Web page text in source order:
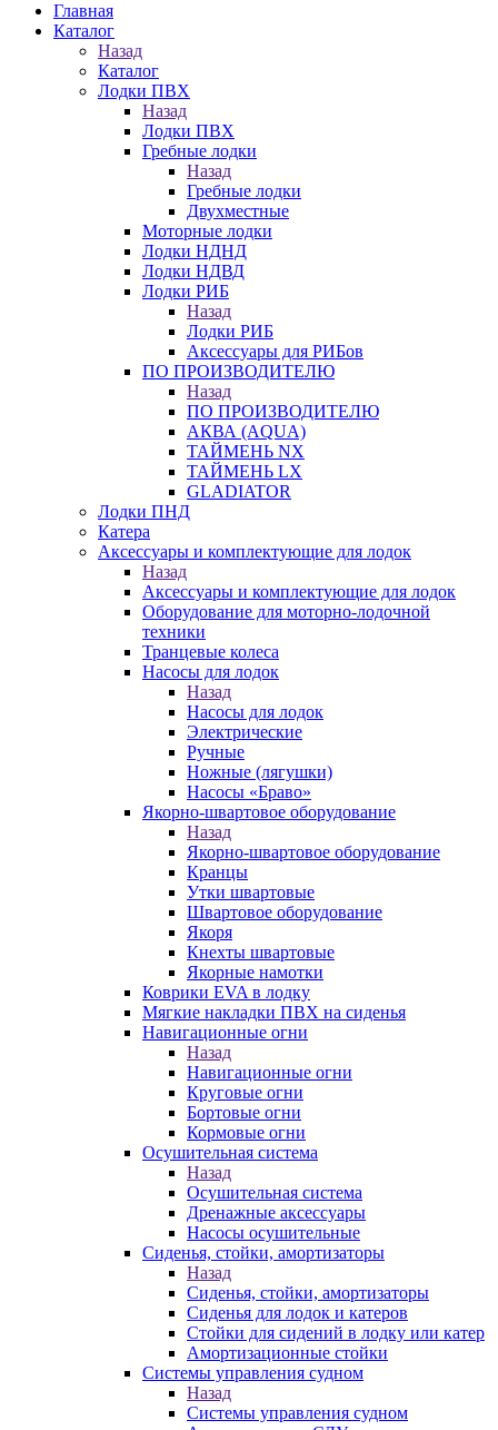
Главная
Каталог
Назад
Каталог
Лодки ПВХ
Назад
Лодки ПВХ
Гребные лодки
Назад
Гребные лодки
Двухместные
Моторные лодки
Лодки НДНД
Лодки НДВД
Лодки РИБ
Назад
Лодки РИБ
Аксессуары для РИБов
ПО ПРОИЗВОДИТЕЛЮ
Назад
ПО ПРОИЗВОДИТЕЛЮ
АКВА (AQUA)
ТАЙМЕНЬ NX
ТАЙМЕНЬ LX
GLADIATOR
Лодки ПНД
Катера
Аксессуары и комплектующие для лодок
Назад
Аксессуары и комплектующие для лодок
Оборудование для моторно-лодочной
техники
Транцевые колеса
Насосы для лодок
Назад
Насосы для лодок
Электрические
Ручные
Ножные (лягушки)
Насосы «Браво»
Якорно-швартовое оборудование
Назад
Якорно-швартовое оборудование
Кранцы
Утки швартовые
Швартовое оборудование
Якоря
Кнехты швартовые
Якорные намотки
Коврики EVA в лодку
Мягкие накладки ПВХ на сиденья
Навигационные огни
Назад
Навигационные огни
Круговые огни
Бортовые огни
Кормовые огни
Осушительная система
Назад
Осушительная система
Дренажные аксессуары
Насосы осушительные
Сиденья, стойки, амортизаторы
Назад
Сиденья, стойки, амортизаторы
Сиденья для лодок и катеров
Стойки для сидений в лодку или катер
Амортизационные стойки
Системы управления судном
Назад
Системы управления судном